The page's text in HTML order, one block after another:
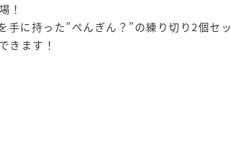
！
に持った”ぺんぎん？”の練り切り2個セッ
きます！